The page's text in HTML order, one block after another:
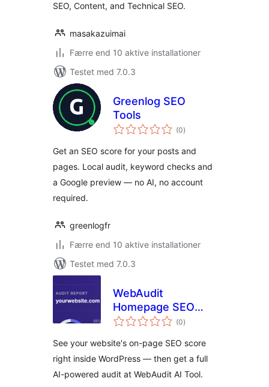
SEO, Content, and Technical SEO.
masakazuimai
Færre end 10 aktive installationer
Testet med 7.0.3
Greenlog SEO
Tools
(0totale
bedømmelser
)
Get an SEO score for your posts and
pages. Local audit, keyword checks and
a Google preview — no AI, no account
required.
greenlogfr
Færre end 10 aktive installationer
Testet med 7.0.3
WebAudit
Homepage SEO
Checker
(0totale
bedømmelser
)
See your website's on-page SEO score
right inside WordPress — then get a full
AI-powered audit at WebAudit AI Tool.